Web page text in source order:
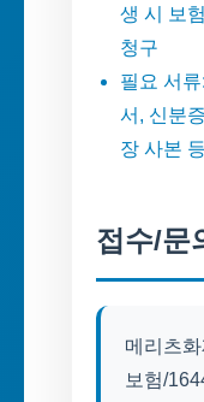
생 시 보
청구
필요 서
서, 신분
장 사본 등
접수/문
메리츠
보험/